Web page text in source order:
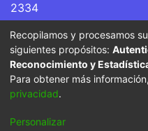
2334
La Universidad Icesi es
Superior que se
por parte del
Cookie
Recopilamos y procesamos
siguientes propósitos:
Reconocimiento y
Para obtener más
privacidad.
Personalizar